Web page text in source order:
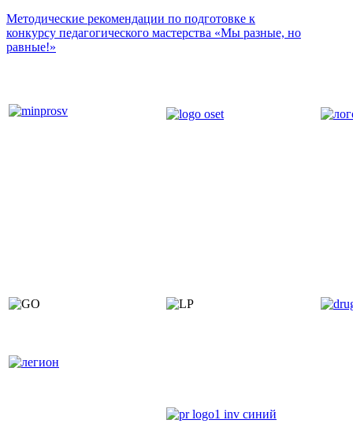
Методические рекомендации по подготовке к
конкурсу педагогического мастерства «Мы разные, но
равные!»